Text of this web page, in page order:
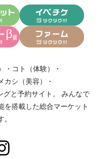
・ コト（体験）
・
カシ（美容）
・
と予約サイト。
みんなで
を搭載した総合マーケット
。